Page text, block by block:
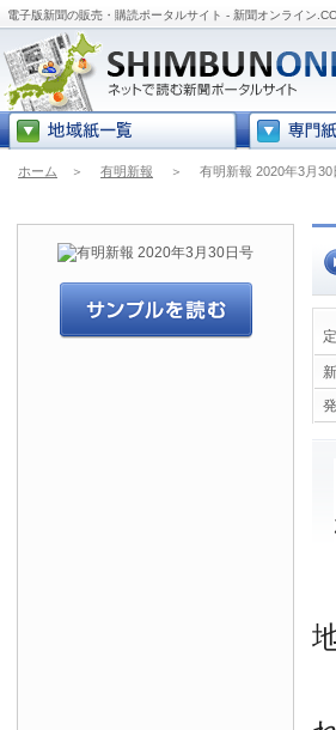
電子版新聞の販売・購読ポータルサイト - 新聞オンライン
ホーム ＞ 有明新報 ＞ 有明新報 2020年3月30